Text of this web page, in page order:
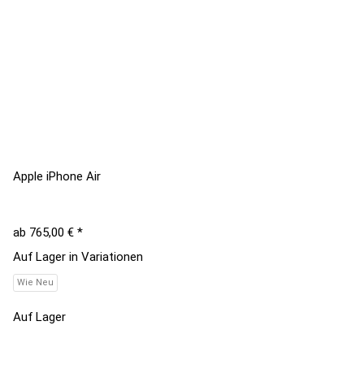
Apple iPhone Air
ab 765,00 € *
Auf Lager in Variationen
Wie Neu
Auf Lager